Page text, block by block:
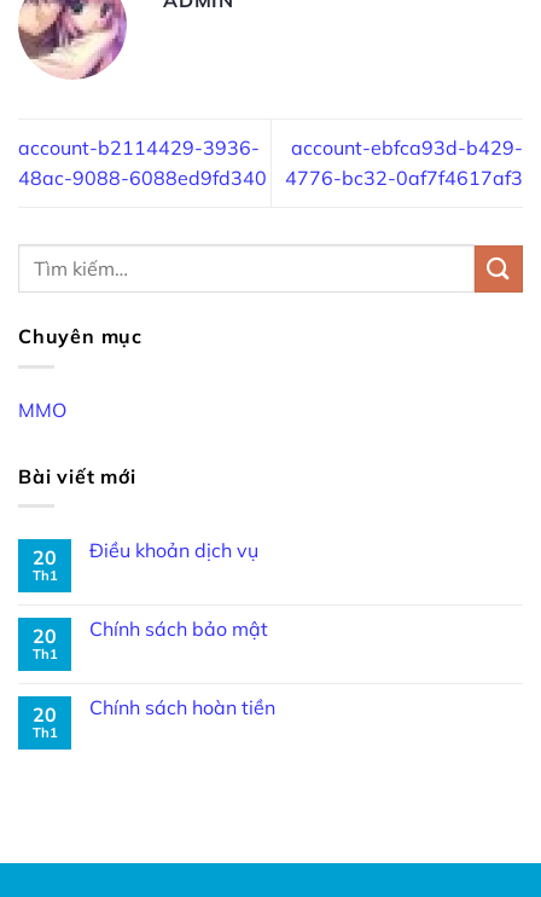
account-b2114429-3936-
48ac-9088-6088ed9fd340
account-ebfca93d-b429-
4776-bc32-0af7f4617af3
Chuyên mục
MMO
Bài viết mới
20
Th1
Điều khoản dịch vụ
20
Th1
Chính sách bảo mật
20
Th1
Chính sách hoàn tiền